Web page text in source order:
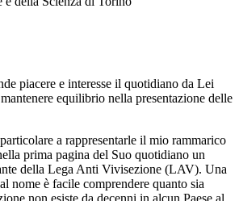
piacere e interesse il quotidiano da Lei
equilibrio nella presentazione delle
a rappresentarle il mio rammarico
prima pagina del Suo quotidiano un
della Lega Anti Vivisezione (LAV). Una
nome è facile comprendere quanto sia
non esiste da decenni in alcun Paese al